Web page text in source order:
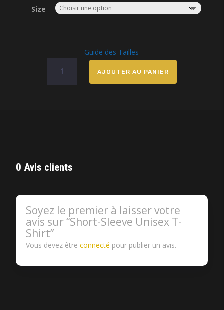
Size
Guide des Tailles
Short-
AJOUTER AU PANIER
0 Avis clients
Soyez le premier à laisser votre
avis sur “Short-Sleeve Unisex T-
Shirt”
Vous devez êtreconnecté pour publier un avis.